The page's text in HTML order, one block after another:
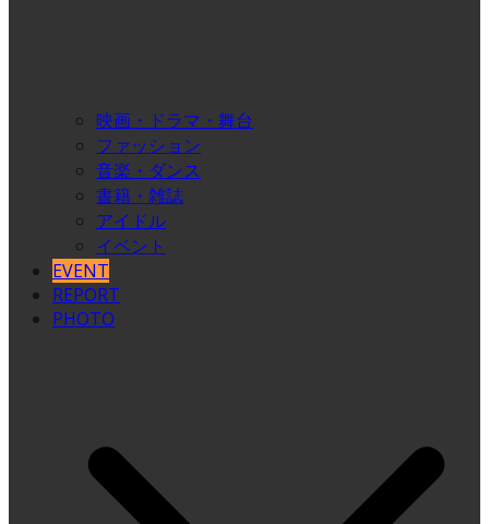
映画・ドラマ・舞台
ファッション
音楽・ダンス
書籍・雑誌
アイドル
イベント
EVENT
REPORT
PHOTO